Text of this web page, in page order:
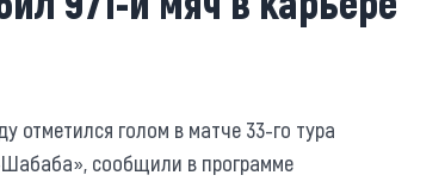
голом в матче 33-го тура
сообщили в программе